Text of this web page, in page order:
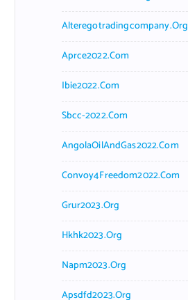
Alteregotradingcompany.org
Aprce2022.com
Ibie2022.com
Sbcc-2022.com
AngolaOilAndGas2022.com
Convoy4Freedom2022.com
Grur2023.org
Hkhk2023.org
Napm2023.org
Apsdfd2023.org